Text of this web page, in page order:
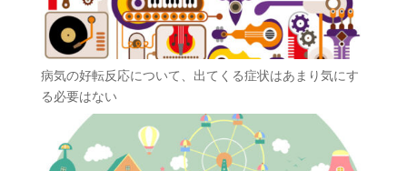
病気の好転反応について、出てくる症状はあまり気にす
る必要はない